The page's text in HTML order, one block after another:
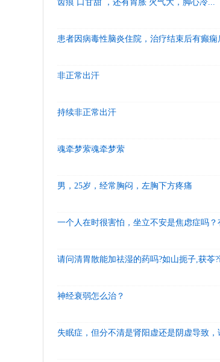
齿痕 口甘甜 ，还有胃胀 火气大，脚心冷...
患者因病毒性脑炎住院，治疗结束后有癫痫
非正常出汗
持续非正常出汗
魂牵梦萦魂牵梦萦
男，25岁，经常胸闷，左胸下方疼痛
一个人在时很害怕，坐立不安是焦虑症吗？
请问清胃散能加祛湿的药吗?如山扼子,获苓
神经衰弱怎么治？
失眠症，但分不清是肾阳虚还是阴虚导致